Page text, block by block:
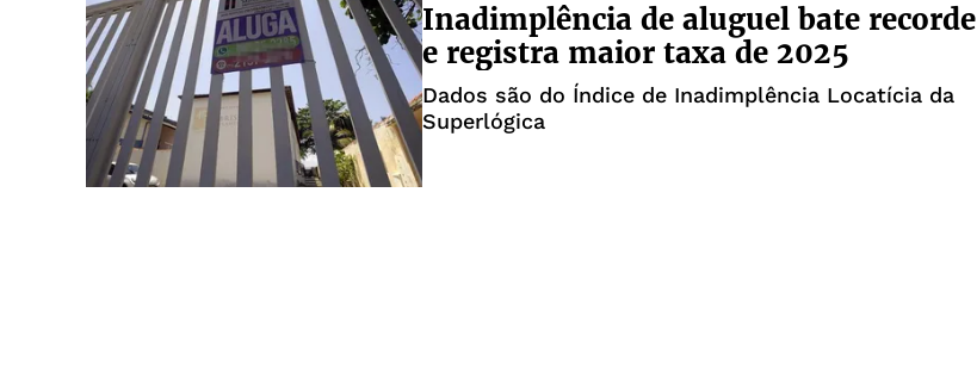
Inadimplência de aluguel bate recorde
e registra maior taxa de 2025
Dados são do Índice de Inadimplência Locatícia da
Superlógica